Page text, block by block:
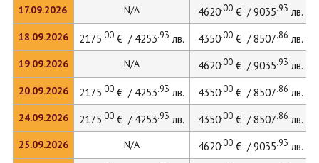
17.09.2026
18.09.2026
19.09.2026
20.09.2026
24.09.2026
25.09.2026
N/A 4620.00€ / 9035.93 лв.
2175.00€ / 4253.93 лв. 4350.00€ / 8507.86 лв.
N/A 4620.00€ / 9035.93 лв.
2175.00€ / 4253.93 лв. 4350.00€ / 8507.86 лв.
2175.00€ / 4253.93 лв. 4350.00€ / 8507.86 лв.
N/A 4620.00€ / 9035.93 лв.